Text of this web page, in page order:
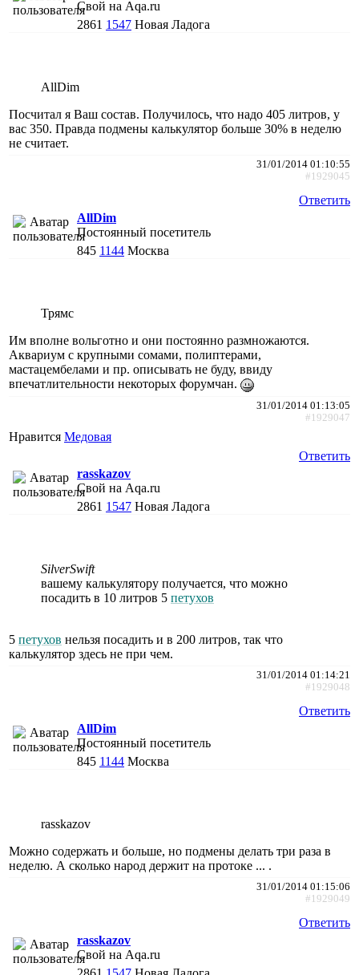
Свой на Aqa.ru
2861 1547 Новая Ладога
AllDim
Посчитал я Ваш состав. Получилось, что надо 405 литров, у
вас 350. Правда подмены калькулятор больше 30% в неделю
не считает.
31/01/2014 01:10:55
#1929045
Ответить
AllDim
Постоянный посетитель
845 1144 Москва
Трямc
Им вполне вольготно и они постоянно размножаются.
Аквариум с крупными сомами, полиптерами,
мастацембелами и пр. описывать не буду, ввиду
впечатлительности некоторых форумчан.
31/01/2014 01:13:05
#1929047
Нравится Медовая
Ответить
rasskazov
Свой на Aqa.ru
2861 1547 Новая Ладога
SilverSwift
вашему калькулятору получается, что можно
посадить в 10 литров 5 петухов
5 петухов нельзя посадить и в 200 литров, так что
калькулятор здесь не при чем.
31/01/2014 01:14:21
#1929048
Ответить
AllDim
Постоянный посетитель
845 1144 Москва
rasskazov
Можно содержать и больше, но подмены делать три раза в
неделю. А сколько народ держит на протоке ... .
31/01/2014 01:15:06
#1929049
Ответить
rasskazov
Свой на Aqa.ru